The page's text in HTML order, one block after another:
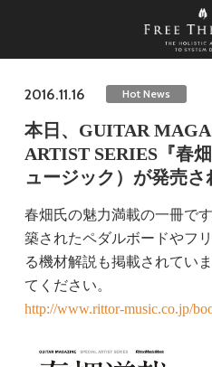
2016.11.16 Hot News
本日、GUITAR
ARTIST SERIES『春
ュージック）が発売さ
春畑氏の魅力満載の一冊で
築されたペダルボードやフ
る機材解説も掲載されてい
てください。
http://www.rittor-music.co.jp/